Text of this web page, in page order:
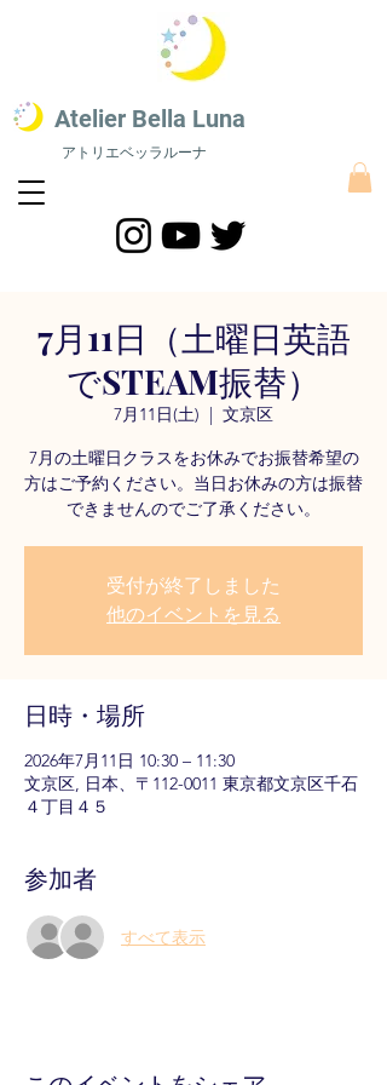
​Atelier Bella Luna
アトリエベッラルーナ
7月11日（土曜日英語
でSTEAM振替）
7月11日(土)
  |
文京区
7月の土曜日クラスをお休みでお振替希望の
方はご予約ください。当日お休みの方は振替
できませんのでご了承ください。
受付が終了しました
他のイベントを見る
日時・場所
2026年7月11日 10:30 – 11:30
文京区, 日本、〒112-0011 東京都文京区千石
４丁目４５
参加者
すべて表示